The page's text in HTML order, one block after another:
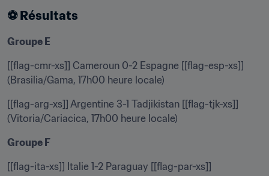
⚽ Résultats
Groupe E
[[flag-cmr-xs]] Cameroun 0-2 Espagne [[flag-esp-xs]]
(Brasilia/Gama, 17h00 heure locale)
[[flag-arg-xs]] Argentine 3-1 Tadjikistan [[flag-tjk-xs]]
(Vitoria/Cariacica, 17h00 heure locale)
Groupe F
[[flag-ita-xs]] Italie 1-2 Paraguay [[flag-par-xs]]